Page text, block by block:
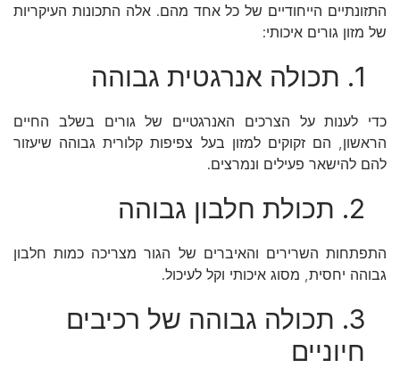
התזונתיים הייחודיים של כל אחד מהם. אלה התכונות העיקריות
של מזון גורים איכותי:
1. תכולה אנרגטית גבוהה
כדי לענות על הצרכים האנרגטיים של גורים בשלב החיים
הראשון, הם זקוקים למזון בעל צפיפות קלורית גבוהה שיעזור
להם להישאר פעילים ונמרצים.
2. תכולת חלבון גבוהה
התפתחות השרירים והאיברים של הגור מצריכה כמות חלבון
גבוהה יחסית, מסוג איכותי וקל לעיכול.
3. תכולה גבוהה של רכיבים
חיוניים